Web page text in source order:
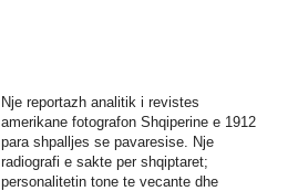
Nje reportazh analitik i revistes
amerikane fotografon Shqiperine e 1912
para shpalljes se pavaresise. Nje
radiografi e sakte per shqiptaret;
personalitetin tone te vecante dhe